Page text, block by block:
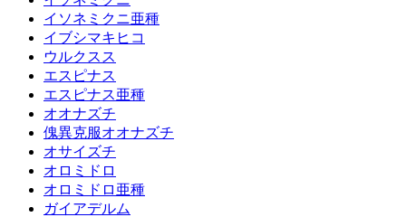
イソネミクニ亜種
イブシマキヒコ
ウルクスス
エスピナス
エスピナス亜種
オオナズチ
傀異克服オオナズチ
オサイズチ
オロミドロ
オロミドロ亜種
ガイアデルム